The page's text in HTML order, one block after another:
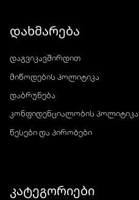
დახმარება
დაგვიკავშირდით
მიწოდების პოლიტიკა
დაბრუნება
კონფიდენციალობის პოლიტიკა
წესები და პირობები
კატეგორიები